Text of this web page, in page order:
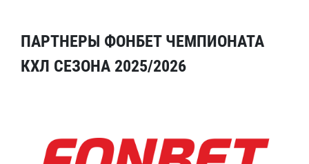
ПАРТНЕРЫ ФОНБЕТ ЧЕМПИОНАТА
КХЛ СЕЗОНА 2025/2026